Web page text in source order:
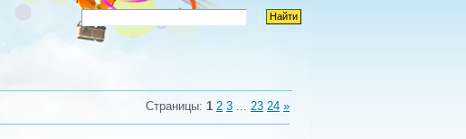
Страницы: 1 2 3 ... 23 24 »